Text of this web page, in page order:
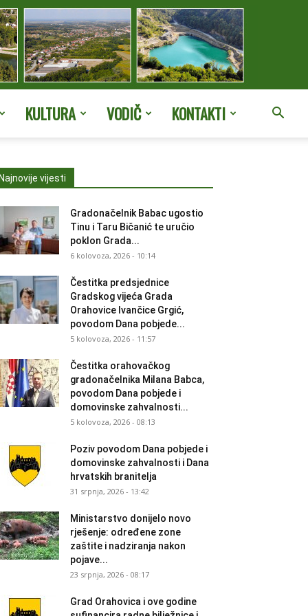
KULTURA VODIČ KONTAKTI
vijesti
Gradonačelnik Babac ugostio
Tinu i Taru Bičanić te uručio
poklon Grada...
6 kolovoza, 2026 - 10:14
Čestitka predsjednice
Gradskog vijeća Grada
Orahovice Ivančice Grgić,
povodom Dana pobjede...
5 kolovoza, 2026 - 11:57
Čestitka orahovačkog
gradonačelnika Milana Babca,
povodom Dana pobjede i
domovinske zahvalnosti...
5 kolovoza, 2026 - 08:13
Poziv povodom Dana pobjede i
domovinske zahvalnosti i Dana
hrvatskih branitelja
31 srpnja, 2026 - 13:42
Ministarstvo donijelo novo
rješenje: određene zone
zaštite i nadziranja nakon
pojave...
23 srpnja, 2026 - 08:17
Grad Orahovica i ove godine